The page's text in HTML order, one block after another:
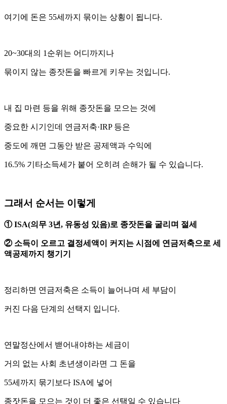
여기에 돈은 55세까지 묶이는 상횡이 됩니다.
20~30대의 1순위는 어디까지나
묶이지 않는 종잣돈을 빠르게 키우는 것입니다.
내 집 마련 등을 위해 종잣돈을 모으는 것에
중요한 시기인데 연금저축·IRP 등은
중도에 깨면 그동안 받은 공제액과 수익에
16.5% 기타소득세가 붙어 오히려 손해가 될 수 있습니다.
그래서 순서는 이렇게
① ISA(의무 3년, 유동성 있음)로 종잣돈을 굴리며 절세
② 소득이 오르고 결정세액이 커지는 시점에 연금저축으로 세
액공제까지 챙기기
정리하면 연금저축은 소득이 늘어나며 세 부담이
커진 다음 단계의 선택지 입니다.
연말정산에서 밷어내야하는 세금이
거의 없는 사회 초년생이라면 그 돈을
55세까지 묶기보다 ISA에 넣어
종잣돈을 모으는 것이 더 좋은 선택일 수 있습니다